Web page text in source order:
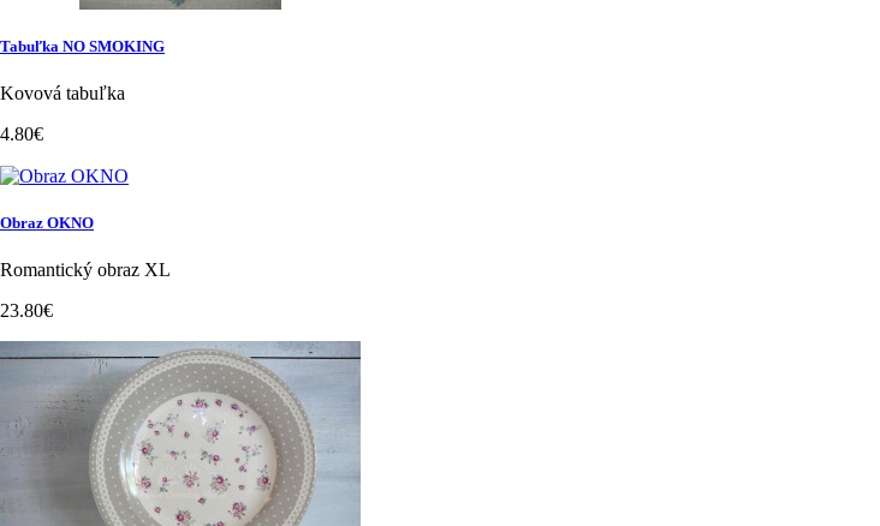
Tabuľka NO SMOKING
Kovová tabuľka
4.80€
Obraz OKNO
Romantický obraz XL
23.80€